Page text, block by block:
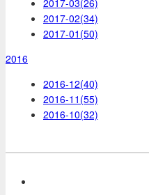
2017-03(26)
2017-02(34)
2017-01(50)
2016
2016-12(40)
2016-11(55)
2016-10(32)